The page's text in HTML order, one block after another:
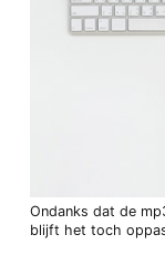
Ondanks dat de
blijft het toch